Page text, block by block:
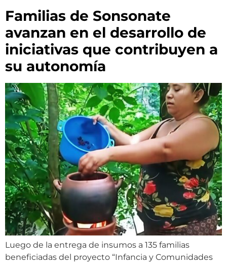
Familias de Sonsonate
avanzan en el desarrollo de
iniciativas que contribuyen a
su autonomía
Luego de la entrega de insumos a 135 familias
beneficiadas del proyecto “Infancia y Comunidades